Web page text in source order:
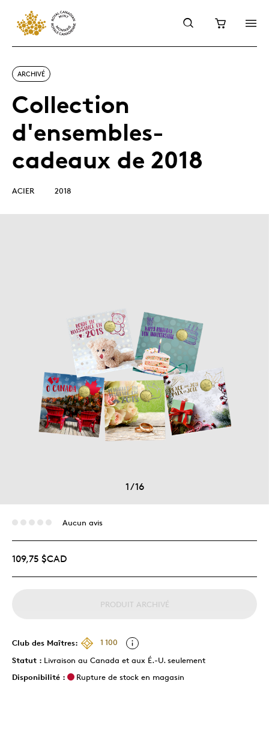
ARCHIVÉ
Collection
d'ensembles-
cadeaux de 2018
ACIER 2018
1/16
Aucun avis
109,75 $CAD
PRODUIT ARCHIVÉ
Club des Maîtres:
1 100
Statut : Livraison au Canada et aux É.-U. seulement
Disponibilité :
Rupture de stock en magasin